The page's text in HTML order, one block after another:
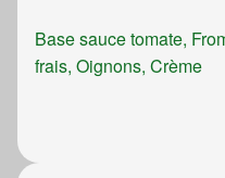
Base sauce tomate,
frais, Oignons, Crème